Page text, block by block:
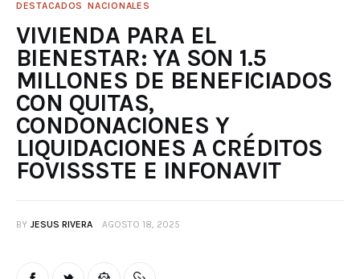
DESTACADOS NACIONALES
VIVIENDA PARA EL
BIENESTAR: YA SON 1.5
MILLONES DE BENEFICIADOS
CON QUITAS,
CONDONACIONES Y
LIQUIDACIONES A CRÉDITOS
FOVISSSTE E INFONAVIT
BY JESUS RIVERA AGOSTO 18, 2025